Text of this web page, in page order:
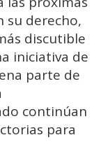
su derecho,
discutible
iniciativa de
parte de
continúan
para